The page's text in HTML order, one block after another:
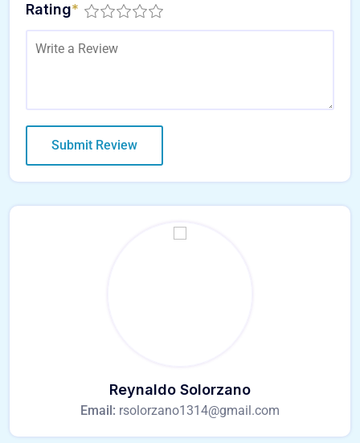
Rating*
Reynaldo Solorzano
Email: rsolorzano1314@gmail.com